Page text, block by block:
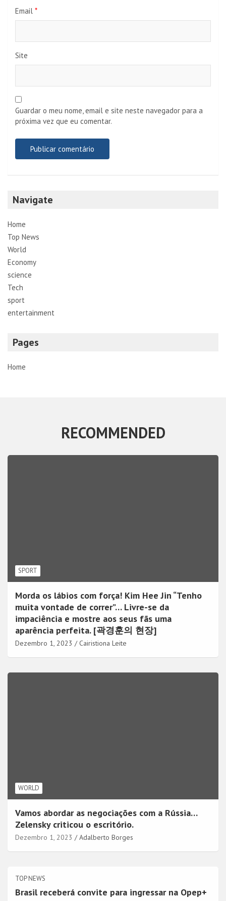
Email *
Site
Guardar o meu nome, email e site neste navegador para a
próxima vez que eu comentar.
Navigate
Home
Top News
World
Economy
science
Tech
sport
entertainment
Pages
Home
RECOMMENDED
SPORT
Morda os lábios com força! Kim Hee Jin “Tenho
muita vontade de correr”… Livre-se da
impaciência e mostre aos seus fãs uma
aparência perfeita. [곽경훈의 현장]
Dezembro 1, 2023 Cairistiona Leite
WORLD
Vamos abordar as negociações com a Rússia…
Zelensky criticou o escritório.
Dezembro 1, 2023 Adalberto Borges
TOP NEWS
Brasil receberá convite para ingressar na Opep+